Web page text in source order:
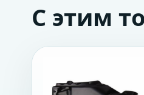
С этим